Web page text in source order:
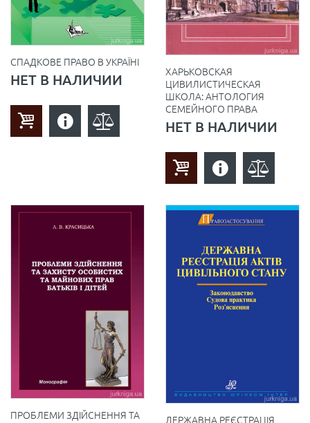
СПАДКОВЕ ПРАВО В УКРАЇНІ
НЕТ В НАЛИЧИИ
ХАРЬКОВСКАЯ
ЦИВИЛИСТИЧЕСКАЯ
ШКОЛА: АНТОЛОГИЯ
СЕМЕЙНОГО ПРАВА
НЕТ В НАЛИЧИИ
ПРОБЛЕМИ ЗДІЙСНЕННЯ ТА
ДЕРЖАВНА РЕЄСТРАЦІЯ